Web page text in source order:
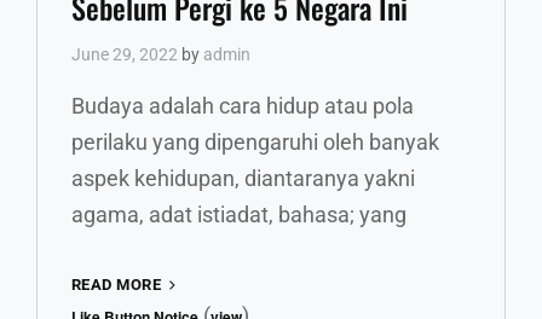
June 29, 2022 by admin
Budaya adalah cara hidup atau pola
perilaku yang dipengaruhi oleh banyak
aspek kehidupan, diantaranya yakni
agama, adat istiadat, bahasa; yang
READ MORE
HAL